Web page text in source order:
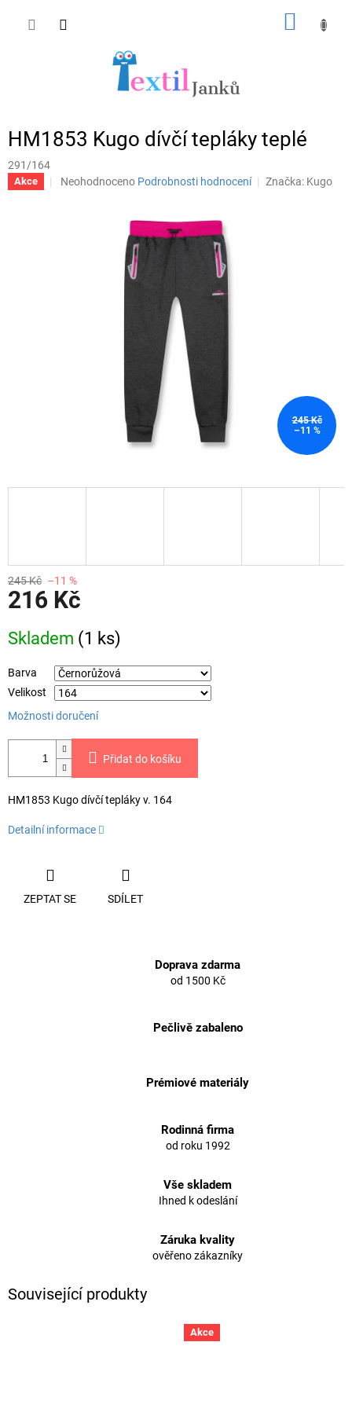
HM1853 Kugo dívčí tepláky teplé
291/164
Akce
Průměrné
Neohodnoceno Podrobnosti hodnocení Značka: Kugo
245 Kč
–11 %
245 Kč –11 %
216 Kč
cena:
Skladem (1 ks)
Barva
Velikost
Možnosti doručení
Přidat do košíku
HM1853 Kugo dívčí tepláky v. 164
Detailní informace
ZEPTAT SE SDÍLET
Doprava zdarma
od 1500 Kč
Pečlivě zabaleno
Prémiové materiály
Rodinná firma
od roku 1992
Vše skladem
Ihned k odeslání
Záruka kvality
ověřeno zákazníky
Související produkty
Akce